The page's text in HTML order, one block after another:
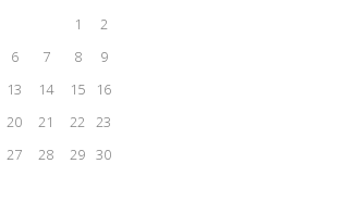
1
2
6 7 8
9
13 14 15
16
20 21 22 23
27 28 29 30